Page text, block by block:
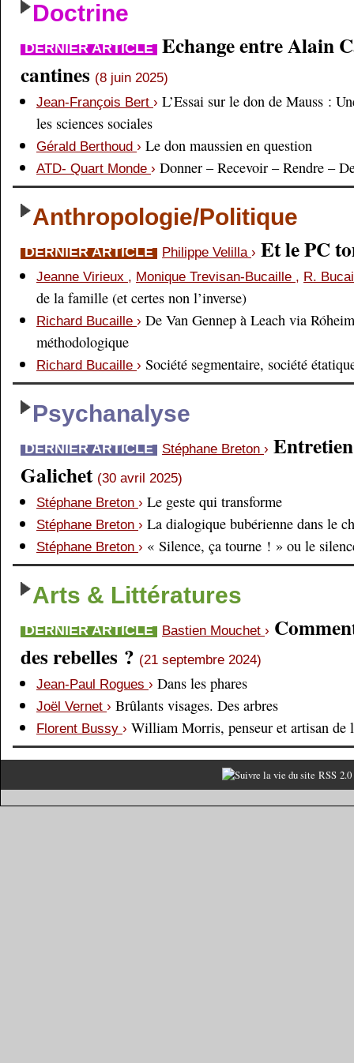
Doctrine
DERNIER ARTICLE Echange entre Alain
cantines (8 juin 2025)
Jean-François Bert › L’Essai sur le don de Mauss :
les sciences sociales
Gérald Berthoud › Le don maussien en question
ATD- Quart Monde › Donner – Recevoir – Rendre –
Anthropologie/Politique
DERNIER ARTICLE Philippe Velilla › Et le PC
Jeanne Virieux , Monique Trevisan-Bucaille , R.
de la famille (et certes non l’inverse)
Richard Bucaille › De Van Gennep à Leach via
méthodologique
Richard Bucaille › Société segmentaire, société
Psychanalyse
DERNIER ARTICLE Stéphane Breton ›
Galichet (30 avril 2025)
Stéphane Breton › Le geste qui transforme
Stéphane Breton › La dialogique bubérienne dans le
Stéphane Breton › « Silence, ça tourne ! » ou le
Arts & Littératures
DERNIER ARTICLE Bastien Mouchet ›
des rebelles ? (21 septembre 2024)
Jean-Paul Rogues › Dans les phares
Joël Vernet › Brûlants visages. Des arbres
Florent Bussy › William Morris, penseur et artisan de
RSS 2.0